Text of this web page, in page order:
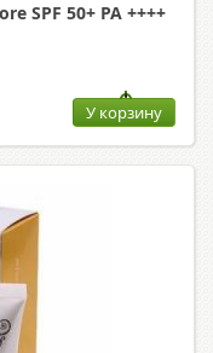
SPF 50+ PA ++++
У корзину